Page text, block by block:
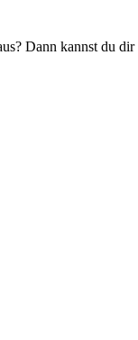
Dann kannst du dir